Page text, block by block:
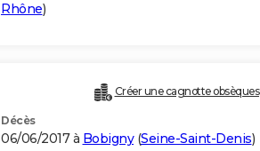
Rhône)
Créer une cagnotte obsèques
Décès
06/06/2017 à Bobigny(Seine-Saint-Denis)